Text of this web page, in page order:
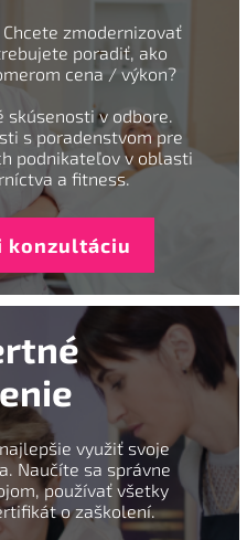
zmodernizovať
poradiť, ako
cena / výkon?
skúsenosti v odbore.
s poradenstvom pre
podnikateľov v oblasti
a fitness.
konzultáciu
využiť svoje
Naučíte sa správne
používať všetky
o zaškolení.